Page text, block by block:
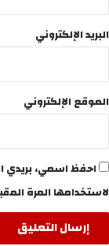
البريد الإلكتروني
الموقع الإلكتروني
احفظ اسمي، بريدي
لاستخدامها المرة